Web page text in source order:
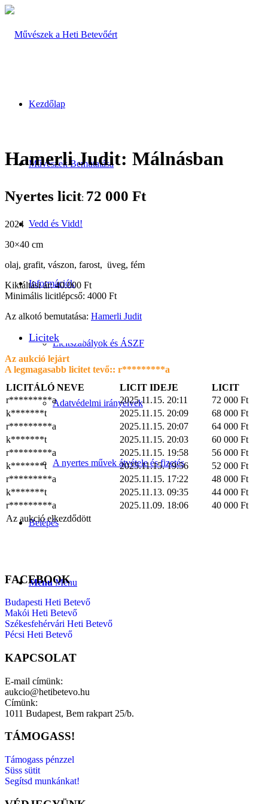
Kezdőlap
Művészek Bemutatása
Vedd és Vidd!
Információk
Licitszabályok és ÁSZF
Adatvédelmi irányelvek
A nyertes művek átvétele és fizetés
Belépés
Menu Menu
Hamerli Judit: Málnásban
Nyertes licit: 72 000 Ft
2024
30×40 cm
olaj, grafit, vászon, farost, üveg, fém
Kikiáltási ár: 40.000 Ft
Minimális licitlépcső: 4000 Ft
Az alkotó bemutatása: Hamerli Judit
Licitek
Az aukció lejárt
A legmagasabb licitet tevő:: r*********a
LICITÁLÓ NEVE
LICIT IDEJE
LICIT
r*********a
2025.11.15. 20:11 72 000 Ft
k*******t
2025.11.15. 20:09 68 000 Ft
r*********a
2025.11.15. 20:07 64 000 Ft
k*******t
2025.11.15. 20:03 60 000 Ft
r*********a
2025.11.15. 19:58 56 000 Ft
k*******t
2025.11.15. 19:56 52 000 Ft
r*********a
2025.11.15. 17:22 48 000 Ft
k*******t
2025.11.13. 09:35 44 000 Ft
r*********a
2025.11.09. 18:06 40 000 Ft
Az aukció elkezdődött
FACEBOOK
Budapesti Heti Betevő
Makói Heti Betevő
Székesfehérvári Heti Betevő
Pécsi Heti Betevő
KAPCSOLAT
E-mail címünk:
aukcio@hetibetevo.hu
Címünk:
1011 Budapest, Bem rakpart 25/b.
TÁMOGASS!
Támogass pénzzel
Süss sütit
Segítsd munkánkat!